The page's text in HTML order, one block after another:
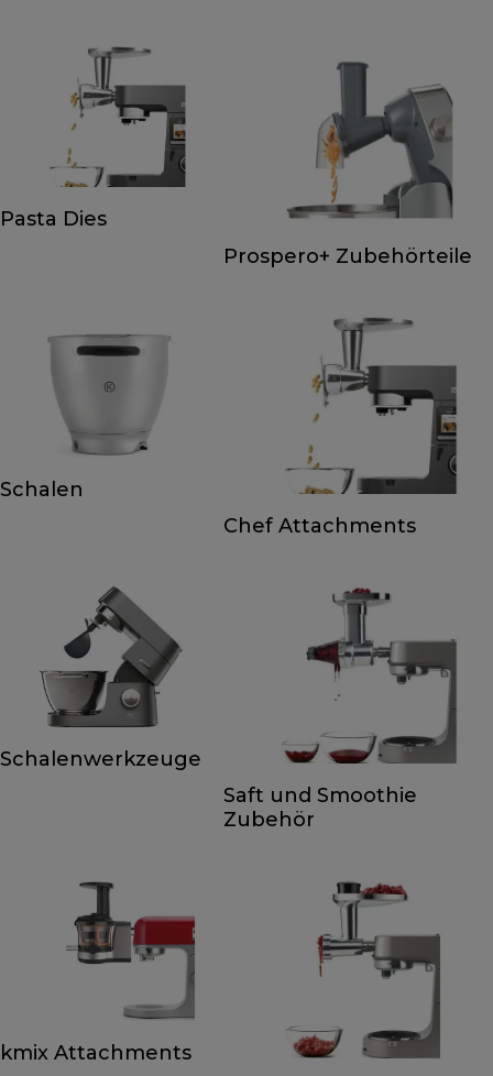
Pasta Dies
Prospero+ Zubehörteile
Schalen
Chef Attachments
Schalenwerkzeuge
Saft und Smoothie
Zubehör
kmix Attachments